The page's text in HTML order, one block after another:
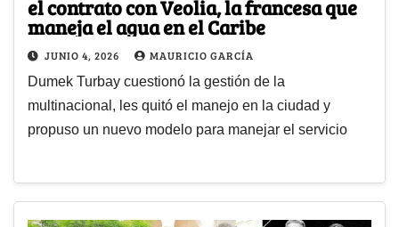
el contrato con Veolia, la francesa que
maneja el agua en el Caribe
JUNIO 4, 2026 MAURICIO GARCÍA
Dumek Turbay cuestionó la gestión de la
multinacional, les quitó el manejo en la ciudad y
propuso un nuevo modelo para manejar el servicio